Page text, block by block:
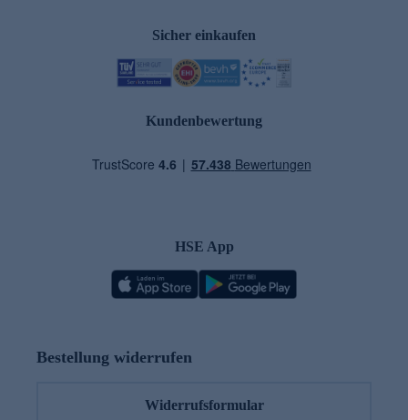
Sicher einkaufen
Kundenbewertung
HSE App
Bestellung widerrufen
Widerrufsformular